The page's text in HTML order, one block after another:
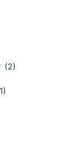
(2)